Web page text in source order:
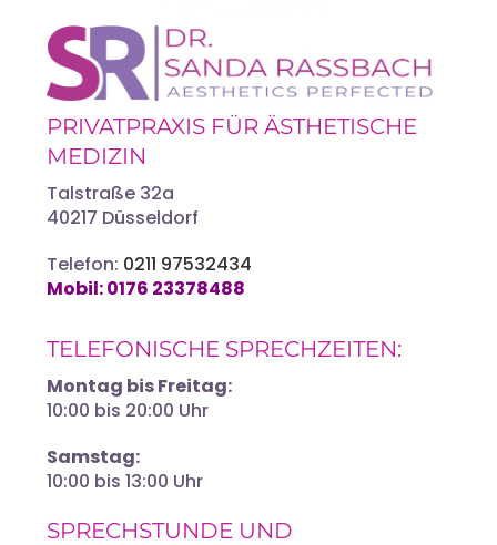
PRIVATPRAXIS FÜR ÄSTHETISCHE
MEDIZIN
Talstraße 32a
40217 Düsseldorf
Telefon: 0211 97532434
Mobil:0176 23378488‬
TELEFONISCHE SPRECHZEITEN:
Montag bis Freitag:
10:00 bis 20:00 Uhr
Samstag:
10:00 bis 13:00 Uhr
SPRECHSTUNDE UND